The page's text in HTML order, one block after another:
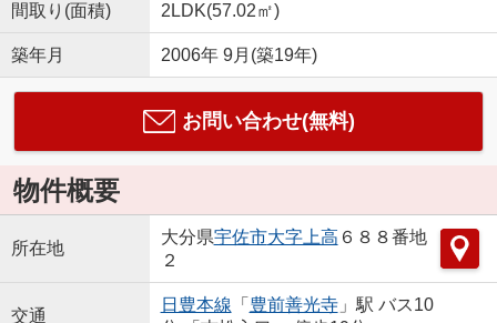
間取り(面積) 2LDK(57.02㎡)
築年月 2006年 9月(築19年)
お問い合わせ(無料)
物件概要
所在地
大分県宇佐市大字上高 ６８８番地
２
交通
日豊本線 「 豊前善光寺」駅 バス10